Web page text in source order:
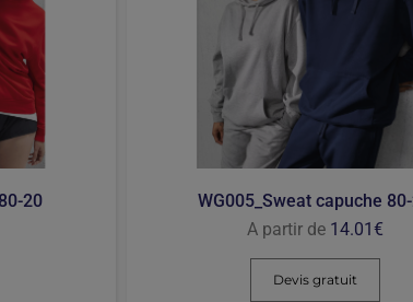
20
WG005_Sweat capuche
A partir de 14.01 €
Devis gratuit